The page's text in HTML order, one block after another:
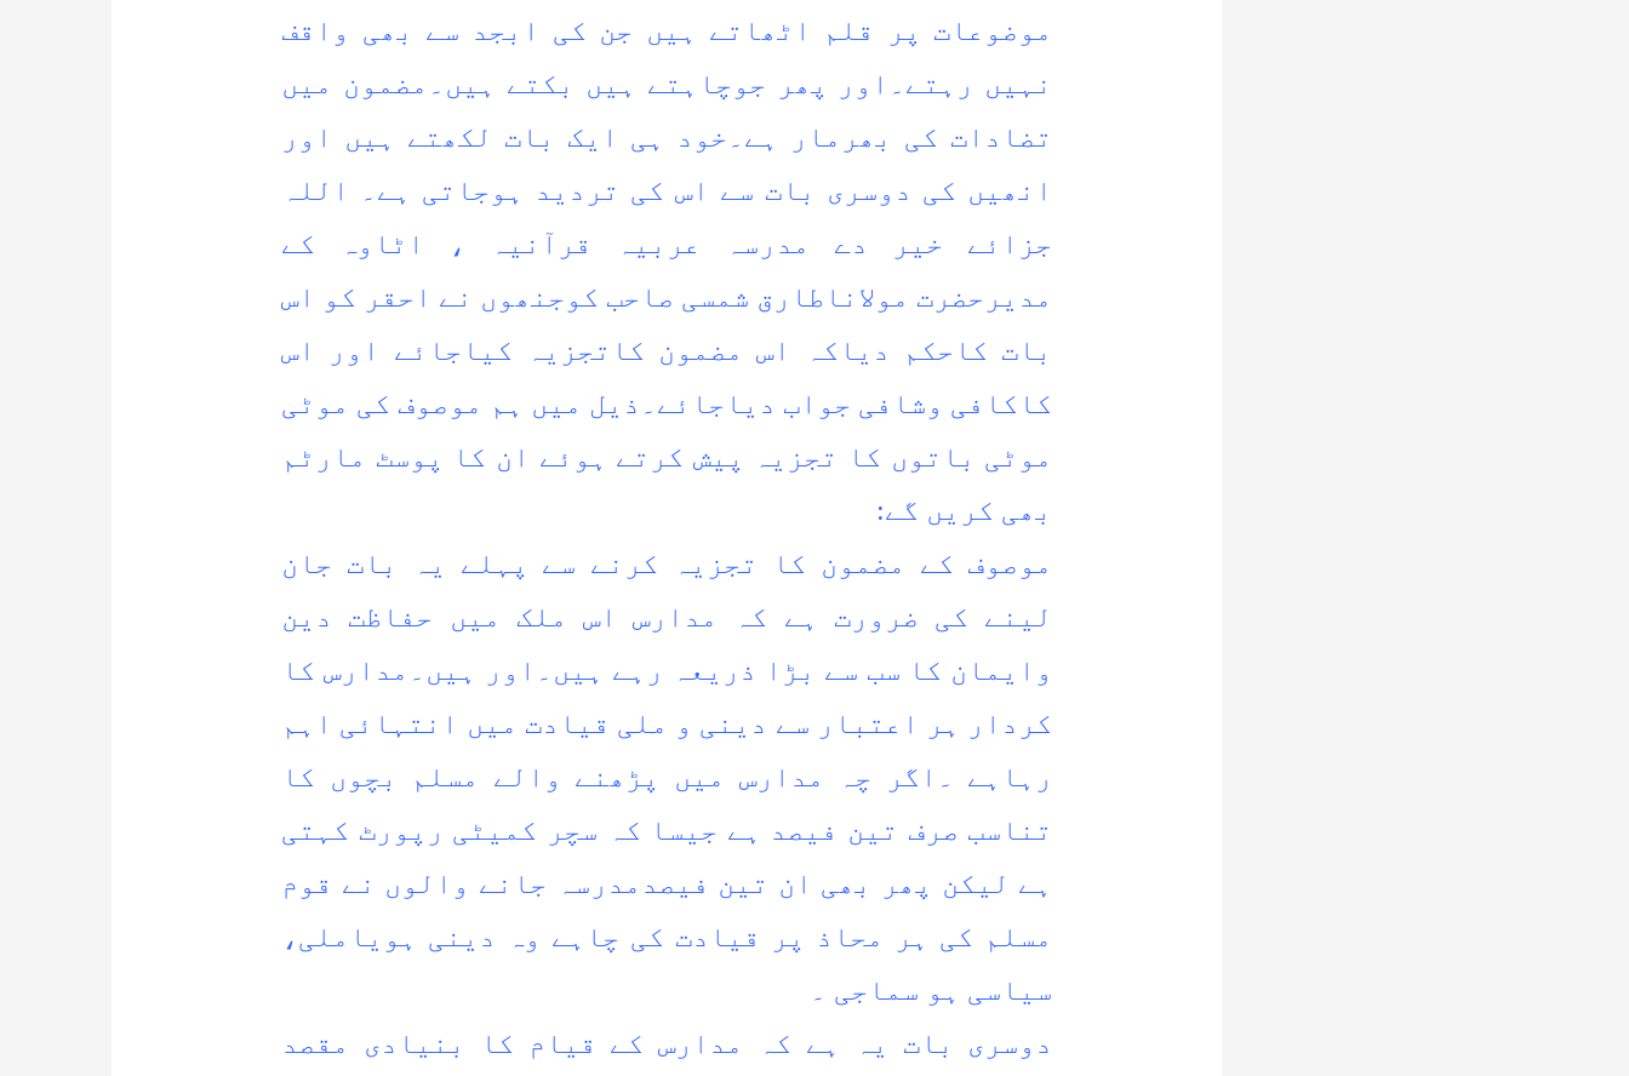
موضوعات پر قلم اٹھاتے ہیں جن کی ابجد سے بھی واقف
نہیں رہتے۔اور پھر جوچاہتے ہیں بکتے ہیں۔مضمون میں
تضادات کی بھرمار ہے۔خود ہی ایک بات لکھتے ہیں اور
انھیں کی دوسری بات سے اس کی تردید ہوجاتی ہے۔ اللہ
جزائے خیر دے مدرسہ عربیہ قرآنیہ ، اٹاوہ کے
مدیرحضرت مولاناطارق شمسی صاحب کوجنھوں نے احقر کو اس
بات کاحکم دیاکہ اس مضمون کاتجزیہ کیاجائے اور اس
کاکافی وشافی جواب دیاجائے۔ذیل میں ہم موصوف کی موٹی
موٹی باتوں کا تجزیہ پیش کرتے ہوئے ان کا پوسٹ مارٹم
بھی کریں گے:
موصوف کے مضمون کا تجزیہ کرنے سے پہلے یہ بات جان
لینے کی ضرورت ہے کہ مدارس اس ملک میں حفاظت دین
وایمان کا سب سے بڑا ذریعہ رہے ہیں۔اور ہیں۔مدارس کا
کردار ہر اعتبار سے دینی و ملی قیادت میں انتہائی اہم
رہاہے ۔اگر چہ مدارس میں پڑھنے والے مسلم بچوں کا
تناسب صرف تین فیصد ہے جیسا کہ سچر کمیٹی رپورٹ کہتی
ہے لیکن پھر بھی ان تین فیصدمدرسہ جانے والوں نے قوم
مسلم کی ہر محاذ پر قیادت کی چاہے وہ دینی ہویاملی،
سیاسی ہو سماجی ۔
دوسری بات یہ ہے کہ مدارس کے قیام کا بنیادی مقصد